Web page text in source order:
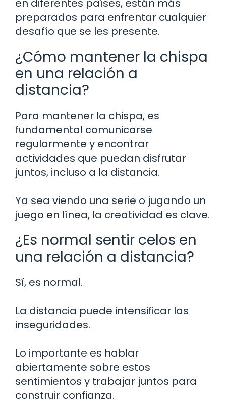
en diferentes países, están más
preparados para enfrentar cualquier
desafío que se les presente.
¿Cómo mantener la chispa
en una relación a
distancia?
Para mantener la chispa, es
fundamental comunicarse
regularmente y encontrar
actividades que puedan disfrutar
juntos, incluso a la distancia.
Ya sea viendo una serie o jugando un
juego en línea, la creatividad es clave.
¿Es normal sentir celos en
una relación a distancia?
Sí, es normal.
La distancia puede intensificar las
inseguridades.
Lo importante es hablar
abiertamente sobre estos
sentimientos y trabajar juntos para
construir confianza.